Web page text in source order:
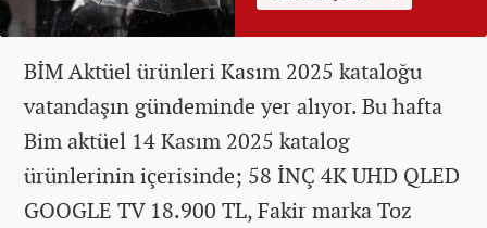
BİM Aktüel ürünleri Kasım 2025 kataloğu
vatandaşın gündeminde yer alıyor. Bu hafta
Bim aktüel 14 Kasım 2025 katalog
ürünlerinin içerisinde; 58 İNÇ 4K UHD QLED
GOOGLE TV 18.900 TL, Fakir marka Toz